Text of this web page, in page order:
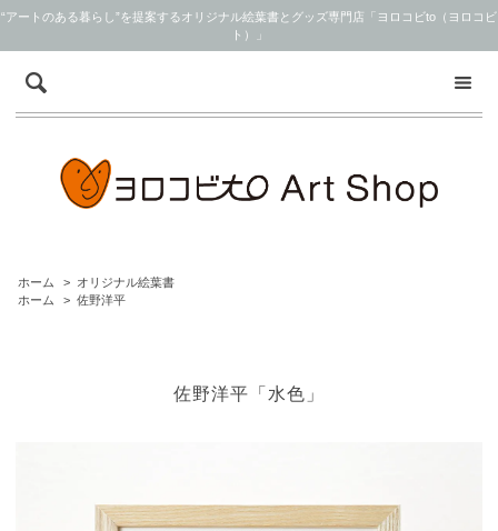
“アートのある暮らし”を提案するオリジナル絵葉書とグッズ専門店「ヨロコビto（ヨロコビ
ト）」
ホーム > オリジナル絵葉書
ホーム
> 佐野洋平
佐野洋平「水色」